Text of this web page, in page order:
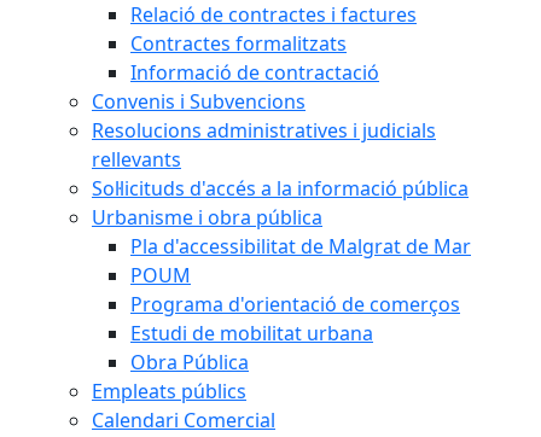
Relació de contractes i factures
Contractes formalitzats
Informació de contractació
Convenis i Subvencions
Resolucions administratives i judicials
rellevants
Sol·licituds d'accés a la informació pública
Urbanisme i obra pública
Pla d'accessibilitat de Malgrat de Mar
POUM
Programa d'orientació de comerços
Estudi de mobilitat urbana
Obra Pública
Empleats públics
Calendari Comercial